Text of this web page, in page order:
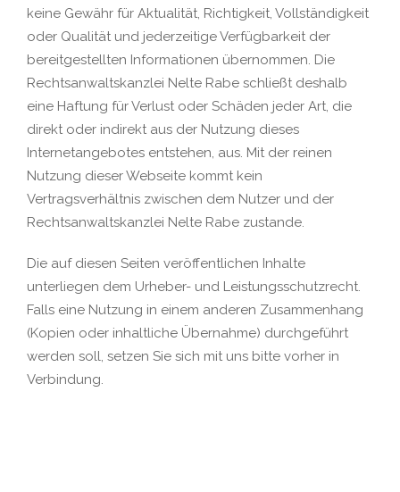
keine Gewähr für Aktualität, Richtigkeit, Vollständigkeit
oder Qualität und jederzeitige Verfügbarkeit der
bereitgestellten Informationen übernommen. Die
Rechtsanwaltskanzlei Nelte Rabe schließt deshalb
eine Haftung für Verlust oder Schäden jeder Art, die
direkt oder indirekt aus der Nutzung dieses
Internetangebotes entstehen, aus. Mit der reinen
Nutzung dieser Webseite kommt kein
Vertragsverhältnis zwischen dem Nutzer und der
Rechtsanwaltskanzlei Nelte Rabe zustande.
Die auf diesen Seiten veröffentlichen Inhalte
unterliegen dem Urheber- und Leistungsschutzrecht.
Falls eine Nutzung in einem anderen Zusammenhang
(Kopien oder inhaltliche Übernahme) durchgeführt
werden soll, setzen Sie sich mit uns bitte vorher in
Verbindung.